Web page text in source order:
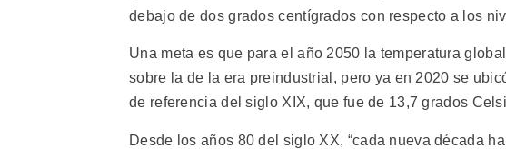
debajo de dos grados centígrados con respecto a los
Una meta es que para el año 2050 la temperatura
sobre la de la era preindustrial, pero ya en 2020 se
de referencia del siglo XIX, que fue de 13,7 grados
Desde los años 80 del siglo XX, “cada nueva década